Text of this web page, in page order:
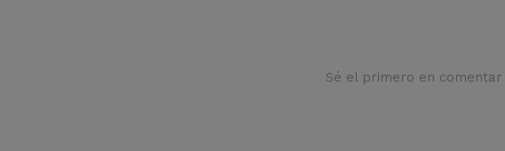
Sé el primero en